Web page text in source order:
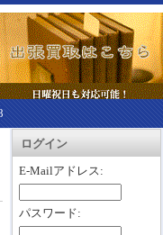
カートを見る
ログイン
E-Mailアドレス:
パスワード: